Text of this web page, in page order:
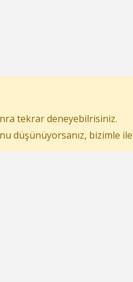
tekrar deneyebilrisiniz.
düşünüyorsanız, bizimle